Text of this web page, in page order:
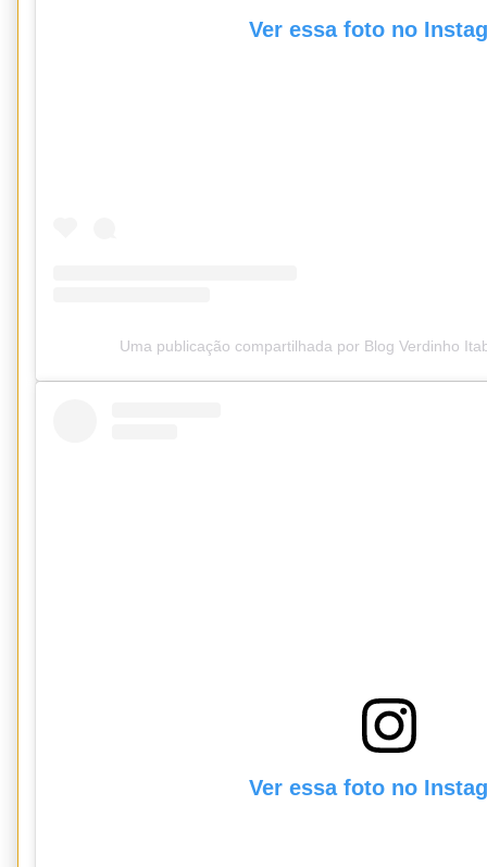
Ver essa foto no
Uma publicação compartilhada por Blog Verdinho
Ver essa foto no